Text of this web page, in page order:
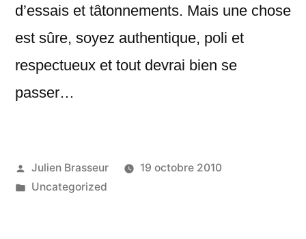
d’essais et tâtonnements. Mais une chose
est sûre, soyez authentique, poli et
respectueux et tout devrai bien se
passer…
Publié
par
Julien Brasseur
19 octobre 2010
Publié
Uncategorized